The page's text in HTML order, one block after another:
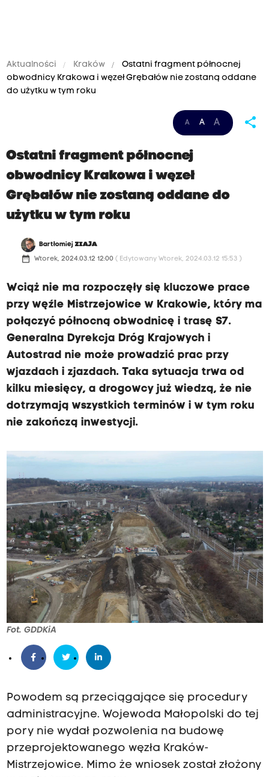
Aktualności Kraków
Ostatni fragment północnej
obwodnicy Krakowa i węzeł Grębałów nie zostaną oddane
do użytku w tym roku
A A A share
Ostatni fragment północnej
obwodnicy Krakowa i węzeł
Grębałów nie zostaną oddane do
użytku w tym roku
BartłomiejZIAJA
date_range Wtorek, 2024.03.12 12:00 ( Edytowany Wtorek, 2024.03.12 15:53 )
Wciąż nie ma rozpoczęły się kluczowe prace
przy węźle Mistrzejowice w Krakowie, który ma
połączyć północną obwodnicę i trasę S7.
Generalna Dyrekcja Dróg Krajowych i
Autostrad nie może prowadzić prac przy
wjazdach i zjazdach. Taka sytuacja trwa od
kilku miesięcy, a drogowcy już wiedzą, że nie
dotrzymają wszystkich terminów i w tym roku
nie zakończą inwestycji.
Fot. GDDKiA
Powodem są przeciągające się procedury
administracyjne. Wojewoda Małopolski do tej
pory nie wydał pozwolenia na budowę
przeprojektowanego węzła Kraków-
Mistrzejowice. Mimo że wniosek został złożony